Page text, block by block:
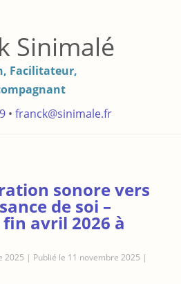
Sinimalé
Facilitateur,
• franck@sinimale.fr
sonore vers
de soi –
avril 2026 à
2025 | Publié le 11 novembre 2025 |